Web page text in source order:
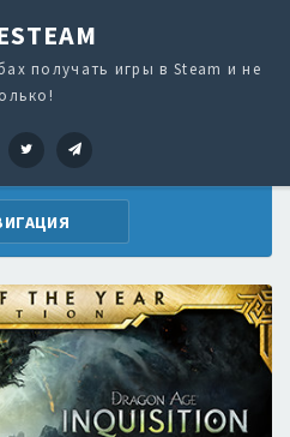
получать игры в Steam и не
VK Twitter